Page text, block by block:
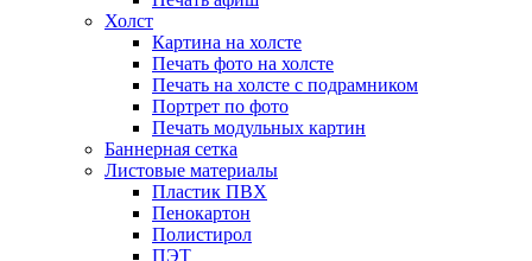
Холст
Картина на холсте
Печать фото на холсте
Печать на холсте с подрамником
Портрет по фото
Печать модульных картин
Баннерная сетка
Листовые материалы
Пластик ПВХ
Пенокартон
Полистирол
ПЭТ